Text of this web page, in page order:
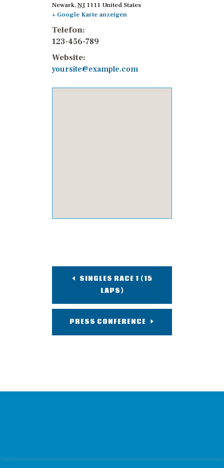
Newark,NJ 1111 United States
+ Google Karte anzeigen
Telefon:
123-456-789
Website:
yoursite@example.com
SINGLES RACE 1 (15
LAPS)
PRESS CONFERENCE